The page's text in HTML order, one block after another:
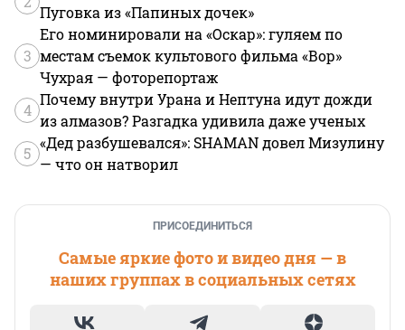
Пуговка из «Папиных дочек»
3
Его номинировали на «Оскар»: гуляем по
местам съемок культового фильма «Вор»
Чухрая — фоторепортаж
4
Почему внутри Урана и Нептуна идут дожди
из алмазов? Разгадка удивила даже ученых
5
«Дед разбушевался»: SHAMAN довел Мизулину
— что он натворил
ПРИСОЕДИНИТЬСЯ
Самые яркие фото и видео дня — в
наших группах в социальных сетях